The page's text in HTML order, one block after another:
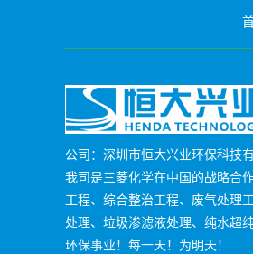
公司：深圳市恒大兴业环保科技
我司是三菱化学在中国的战略合
工程、综合整治工程、废气处理
处理、垃圾渗滤液处理、纯水超
环保事业！每一天！为明天！